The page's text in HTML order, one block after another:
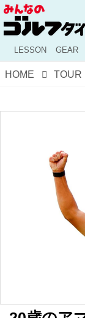
LESSON GEAR
HOME TOUR